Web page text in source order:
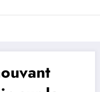
du football